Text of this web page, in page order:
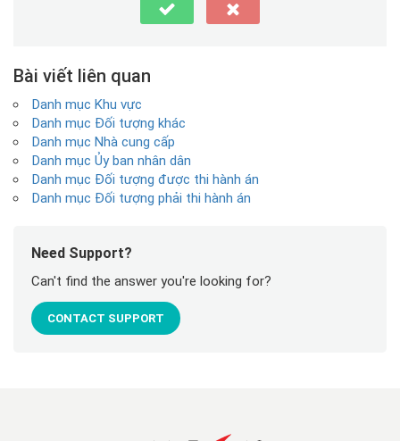
Bài viết liên quan
Danh mục Khu vực
Danh mục Đối tượng khác
Danh mục Nhà cung cấp
Danh mục Ủy ban nhân dân
Danh mục Đối tượng được thi hành án
Danh mục Đối tượng phải thi hành án
Need Support?
Can't find the answer you're looking for?
CONTACT SUPPORT